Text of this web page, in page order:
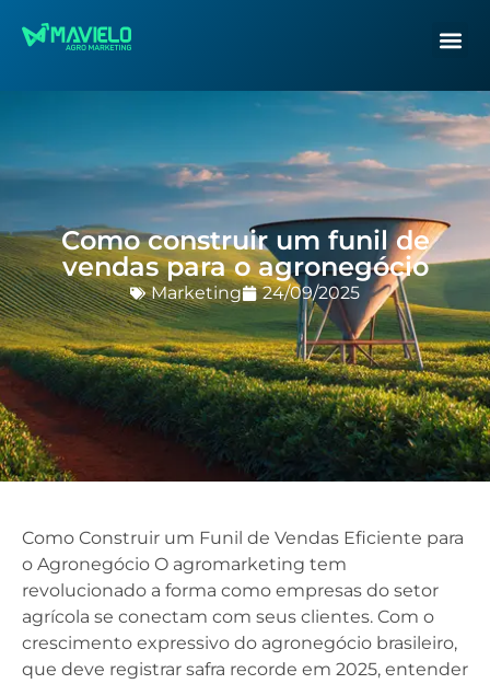
Como construir um funil de
vendas para o agronegócio
Marketing 24/09/2025
Como Construir um Funil de Vendas Eficiente para
o Agronegócio O agromarketing tem
revolucionado a forma como empresas do setor
agrícola se conectam com seus clientes. Com o
crescimento expressivo do agronegócio brasileiro,
que deve registrar safra recorde em 2025, entender